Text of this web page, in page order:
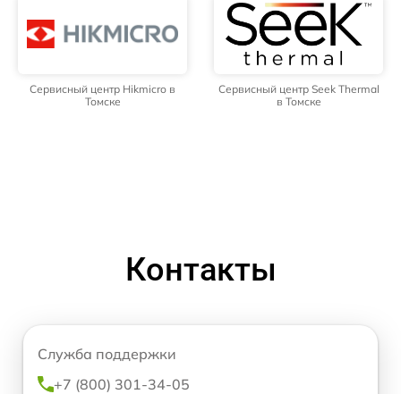
Сервисный центр Hikmicro в
Томске
Сервисный центр Seek Thermal
в Томске
Контакты
Служба поддержки
+7 (800) 301-34-05